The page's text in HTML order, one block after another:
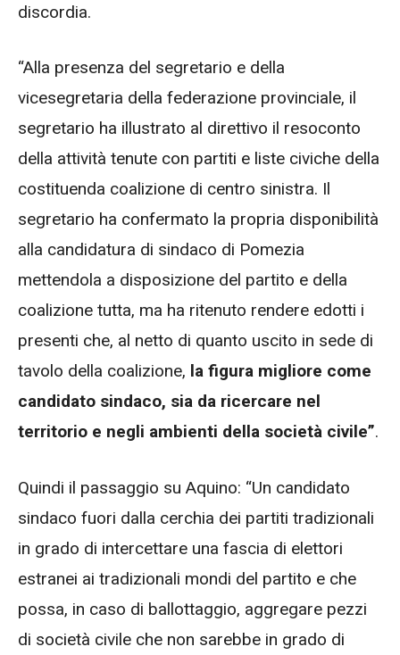
discordia.
“Alla presenza del segretario e della
vicesegretaria della federazione provinciale, il
segretario ha illustrato al direttivo il resoconto
della attività tenute con partiti e liste civiche della
costituenda coalizione di centro sinistra. Il
segretario ha confermato la propria disponibilità
alla candidatura di sindaco di Pomezia
mettendola a disposizione del partito e della
coalizione tutta, ma ha ritenuto rendere edotti i
presenti che, al netto di quanto uscito in sede di
tavolo della coalizione, la figura migliore come
candidato sindaco, sia da ricercare nel
territorio e negli ambienti della società civile”.
Quindi il passaggio su Aquino: “Un candidato
sindaco fuori dalla cerchia dei partiti tradizionali
in grado di intercettare una fascia di elettori
estranei ai tradizionali mondi del partito e che
possa, in caso di ballottaggio, aggregare pezzi
di società civile che non sarebbe in grado di